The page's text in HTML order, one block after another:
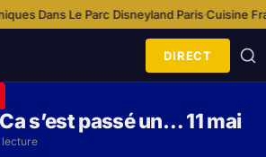
Le Parc Disneyland Paris·Cuisine Française
DIRECT
s’est passé un… 11 mai
lecture